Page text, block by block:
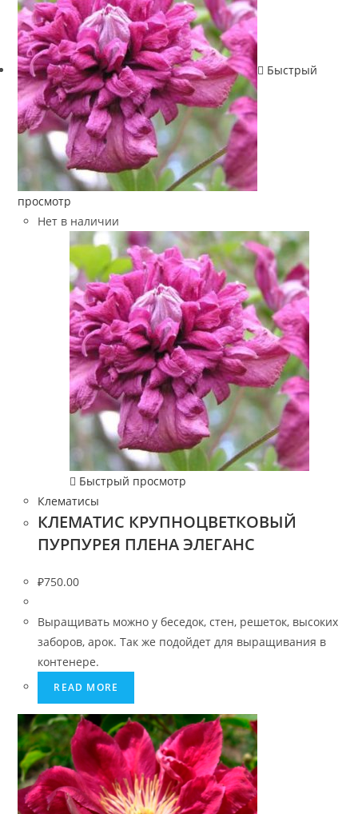
Быстрый
просмотр
Нет в наличии
Быстрый просмотр
Клематисы
КЛЕМАТИС КРУПНОЦВЕТКОВЫЙ
ПУРПУРЕЯ ПЛЕНА ЭЛЕГАНС
₽750.00
Выращивать можно у беседок, стен, решеток, высоких
заборов, арок. Так же подойдет для выращивания в
контенере.
READ MORE